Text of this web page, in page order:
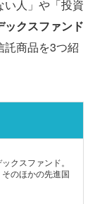
い人」や「投資
ックスファンド
託商品を3つ紹
クスファンド。
のほかの先進国